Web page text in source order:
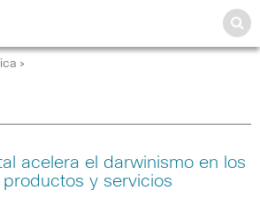
>
acelera el darwinismo en los
y servicios